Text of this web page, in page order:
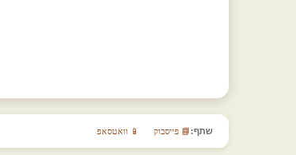
שתף: 📘 פייסבוק 📱 וואטסאפ